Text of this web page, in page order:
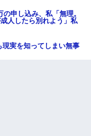
申し込み、私「無理。
人したら別れよう」私
実を知ってしまい無事